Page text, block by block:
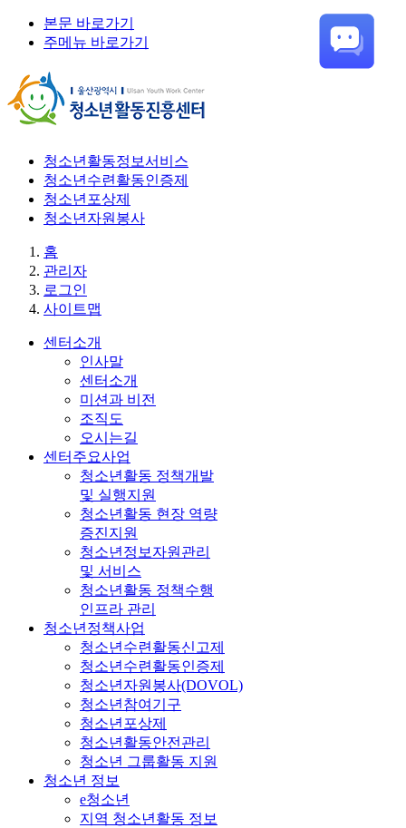
본문 바로가기
주메뉴 바로가기
청소년활동정보서비스
청소년수련활동인증제
청소년포상제
청소년자원봉사
홈
관리자
로그인
사이트맵
센터소개
인사말
센터소개
미션과 비전
조직도
오시는길
센터주요사업
청소년활동 정책개발
및 실행지원
청소년활동 현장 역량
증진지원
청소년정보자원관리
및 서비스
청소년활동 정책수행
인프라 관리
청소년정책사업
청소년수련활동신고제
청소년수련활동인증제
청소년자원봉사(DOVOL)
청소년참여기구
청소년포상제
청소년활동안전관리
청소년 그룹활동 지원
청소년 정보
e청소년
지역 청소년활동 정보